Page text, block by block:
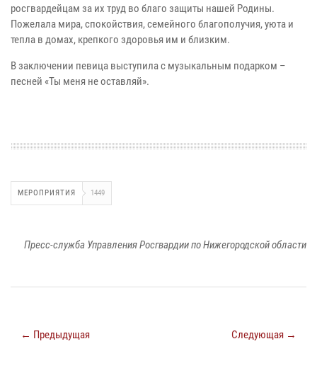
росгвардейцам за их труд во благо защиты нашей Родины.
Пожелала мира, спокойствия, семейного благополучия, уюта и
тепла в домах, крепкого здоровья им и близким.
В заключении певица выступила с музыкальным подарком –
песней «Ты меня не оставляй».
МЕРОПРИЯТИЯ 1449
Пресс-служба Управления Росгвардии по Нижегородской области
← Предыдущая Следующая →